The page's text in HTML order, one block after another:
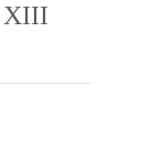
XIII